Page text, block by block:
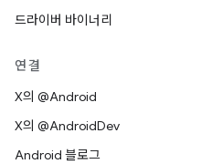
드라이버 바이너리
연결
X의 @Android
X의 @AndroidDev
Android 블로그